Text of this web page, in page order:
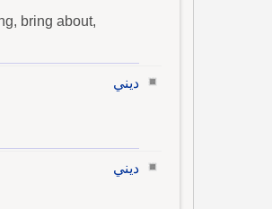
bring about,
ديني
ديني